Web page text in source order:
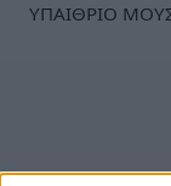
ΥΠΑΙΘΡΙΟ